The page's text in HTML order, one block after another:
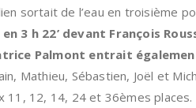
sortait de l’eau en troisième
3 h 22’ devant François
Palmont entrait
Mathieu, Sébastien, Joël et
12, 14, 24 et 36èmes places.